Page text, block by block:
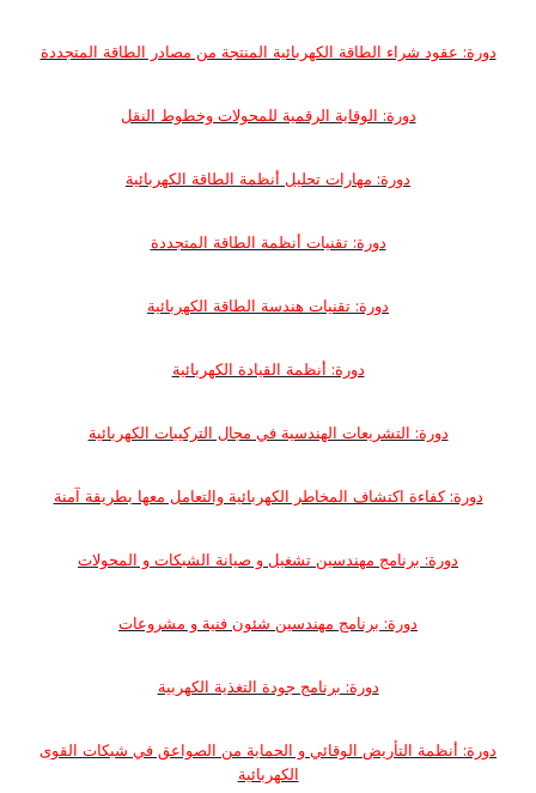
دورة: عقود شراء الطاقة الكهربائية المنتجة من مصادر الطاقة المتجددة
دورة: الوقاية الرقمية للمحولات وخطوط النقل
دورة: مهارات تحليل أنظمة الطاقة الكهربائية
دورة: تقنيات أنظمة الطاقة المتجددة
دورة: تقنيات هندسة الطاقة الكهربائية
دورة: أنظمة القيادة الكهربائية
دورة: التشريعات الهندسية في مجال التركيبات الكهربائية
دورة: كفاءة اكتشاف المخاطر الكهربائية والتعامل معها بطريقة آمنة
دورة: برنامج مهندسين تشغيل و صيانة الشبكات و المحولات
دورة: برنامج مهندسين شئون فنية و مشروعات
دورة: برنامج جودة التغذية الكهربية
دورة: أنظمة التأريض الوقائي و الحماية من الصواعق في شبكات القوى
الكهربائية